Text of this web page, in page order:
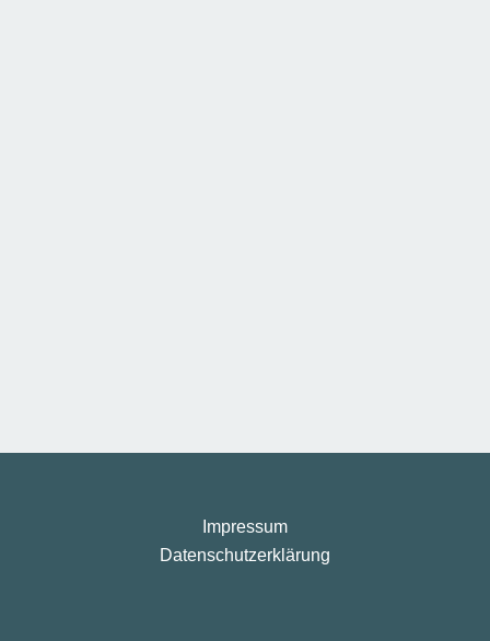
Impressum
Datenschutzerklärung